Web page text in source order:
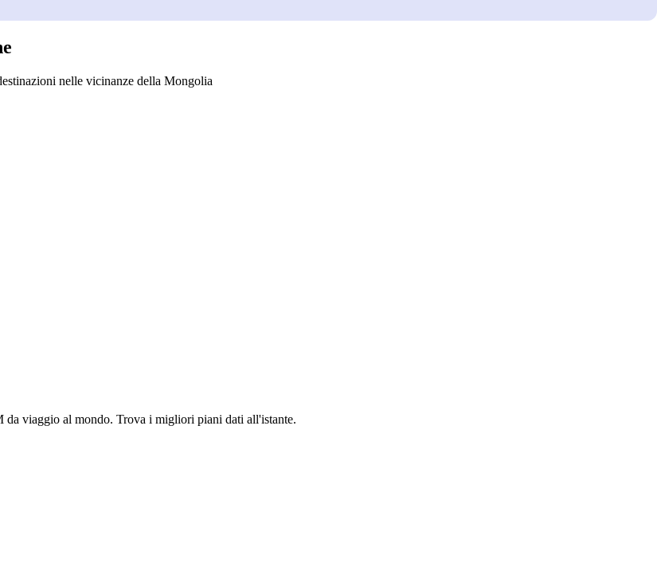
nelle vicinanze della Mongolia
viaggio al mondo. Trova i migliori piani dati all'istante.